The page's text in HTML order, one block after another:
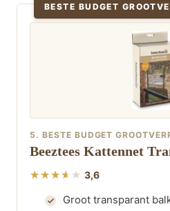
BESTE BUDGET
5. BESTE BUDGET
Beeztees Kattennet
3,6
Groot transparant